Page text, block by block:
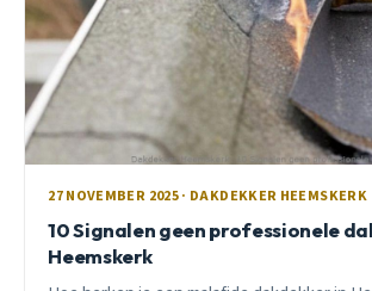
27 NOVEMBER 2025 · DAKDEKKER HEEMSKERK
10 Signalen geen professionele
Heemskerk